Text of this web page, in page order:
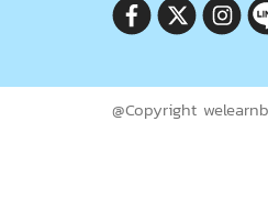
@Copyright